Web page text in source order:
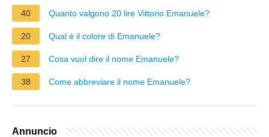
40 Quanto valgono 20 lire Vittorio Emanuele?
20 Qual è il colore di Emanuele?
27 Cosa vuol dire il nome Emanuele?
38 Come abbreviare il nome Emanuele?
Annuncio